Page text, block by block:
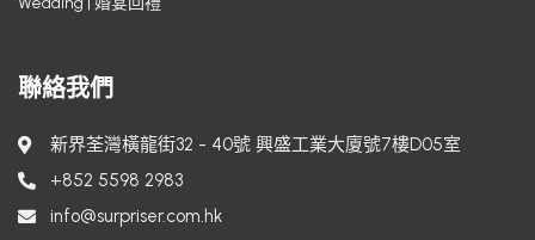
聯絡我們
新界荃灣橫龍街32 - 40號 興盛工業大廈號7樓D05室
+852 5598 2983
info@surpriser.com.hk